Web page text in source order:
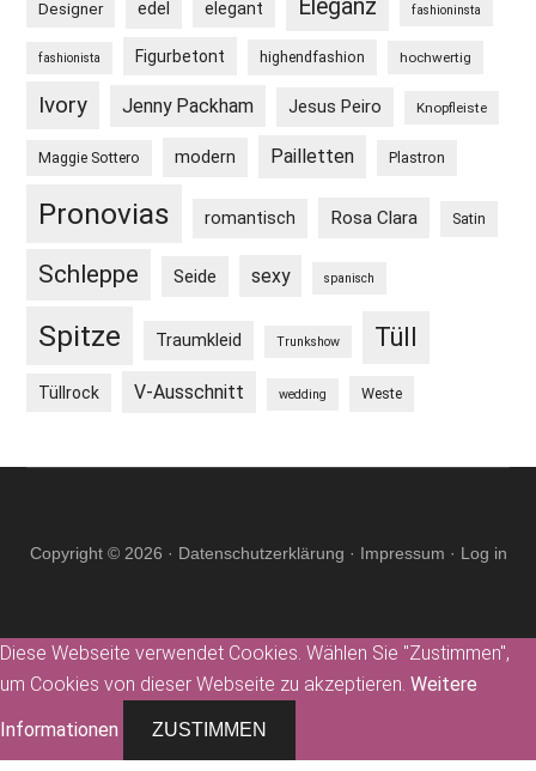
Designer edel elegant Eleganz fashioninsta
fashionista Figurbetont highendfashion hochwertig
Ivory Jenny Packham Jesus Peiro Knopfleiste
Maggie Sottero modern Pailletten Plastron
Pronovias romantisch Rosa Clara Satin
Schleppe Seide sexy spanisch
Spitze Traumkleid Trunkshow Tüll
Tüllrock V-Ausschnitt wedding Weste
Copyright © 2026 · Datenschutzerklärung · Impressum · Log in
Diese Webseite verwendet Cookies. Wählen Sie "Zustimmen",
um Cookies von dieser Webseite zu akzeptieren. Weitere
Informationen
ZUSTIMMEN